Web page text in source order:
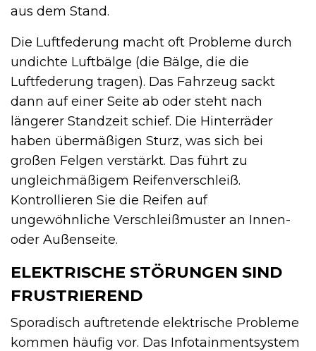
aus dem Stand.
Die Luftfederung macht oft Probleme durch
undichte Luftbälge (die Bälge, die die
Luftfederung tragen). Das Fahrzeug sackt
dann auf einer Seite ab oder steht nach
längerer Standzeit schief. Die Hinterräder
haben übermäßigen Sturz, was sich bei
großen Felgen verstärkt. Das führt zu
ungleichmäßigem Reifenverschleiß.
Kontrollieren Sie die Reifen auf
ungewöhnliche Verschleißmuster an Innen-
oder Außenseite.
ELEKTRISCHE STÖRUNGEN SIND
FRUSTRIEREND
Sporadisch auftretende elektrische Probleme
kommen häufig vor. Das Infotainmentsystem